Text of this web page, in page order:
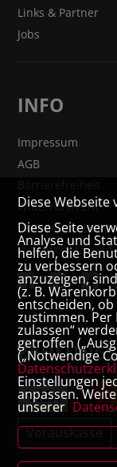
Links & Partner
Jobs
INFO
Impressum
AGB
Widerrufsrecht
VERTRAG
Datenschutz- und
Vorauskasse
Diese Webseite
Diese Seite
Analyse und
helfen, die
zu verbessern
anzuzeigen,
(z. B.
entscheiden,
zustimmen. Per
zulassen“
getroffen
(„Notwendige
Einstellungen
anpassen.
unserer